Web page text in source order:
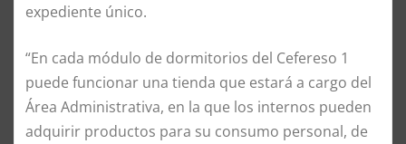
expediente único.
“En cada módulo de dormitorios del Cefereso 1
puede funcionar una tienda que estará a cargo del
Área Administrativa, en la que los internos pueden
adquirir productos para su consumo personal, de